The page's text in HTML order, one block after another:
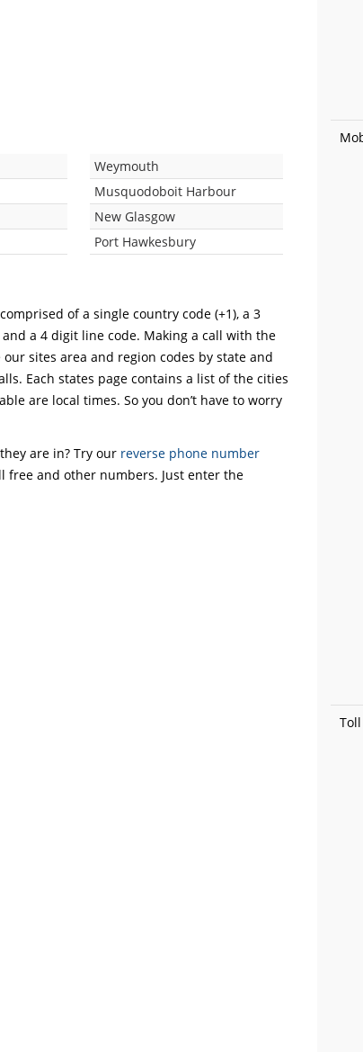
Weymouth
Musquodoboit Harbour
New Glasgow
Port Hawkesbury
of a single country code (+1), a 3
a 4 digit line code. Making a call with the
sites area and region codes by state and
Each states page contains a list of the cities
are local times. So you don’t have to worry
are in? Try our reverse phone number
free and other numbers. Just enter the